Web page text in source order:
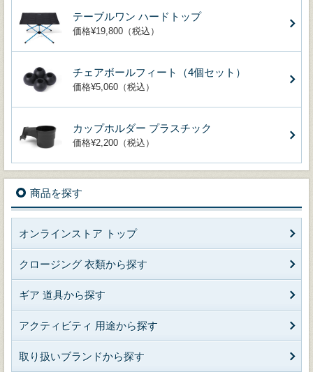
テーブルワン ハードトップ
価格¥19,800（税込）
チェアボールフィート（4個セット）
価格¥5,060（税込）
カップホルダー プラスチック
価格¥2,200（税込）
商品を探す
オンラインストア トップ
クロージング 衣類から探す
ギア 道具から探す
アクティビティ 用途から探す
取り扱いブランドから探す